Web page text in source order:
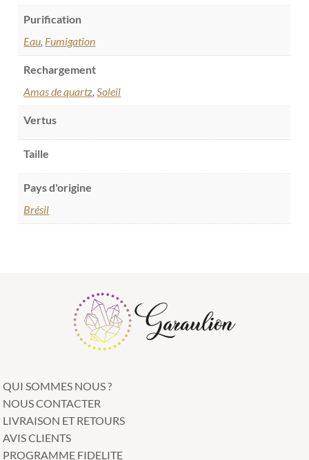
Purification
Eau, Fumigation
Rechargement
Amas de quartz,Soleil
Vertus
Taille
Pays d'origine
Brésil
QUI SOMMES NOUS ?
NOUS CONTACTER
LIVRAISON ET RETOURS
AVIS CLIENTS
PROGRAMME FIDELITE